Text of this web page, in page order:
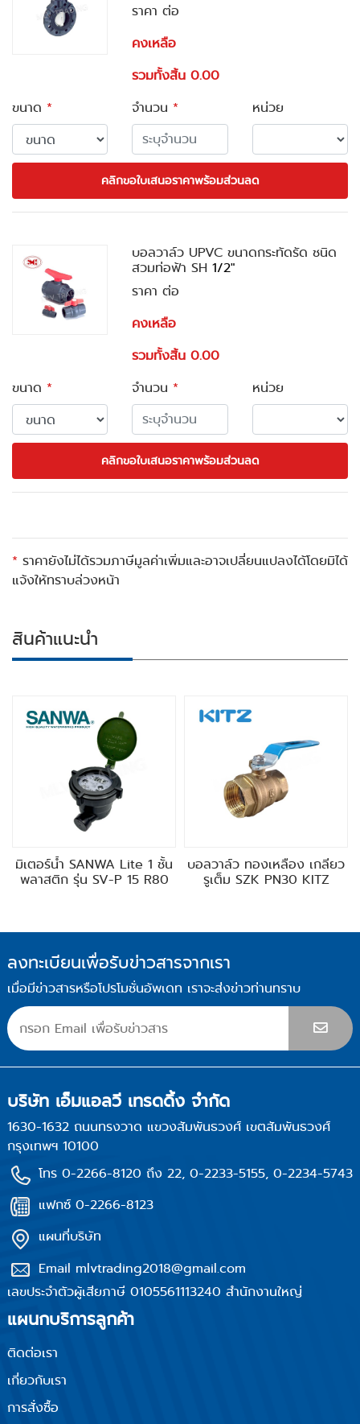
ราคา ต่อ
คงเหลือ
รวมทั้งสิ้น 0.00
ขนาด * จำนวน * หน่วย
คลิกขอใบเสนอราคาพร้อมส่วนลด
บอลวาล์ว UPVC ขนาดกระทัดรัด ชนิด
สวมท่อฟ้า SH1/2"
ราคา ต่อ
คงเหลือ
รวมทั้งสิ้น 0.00
ขนาด * จำนวน * หน่วย
คลิกขอใบเสนอราคาพร้อมส่วนลด
* ราคายังไม่ได้รวมภาษีมูลค่าเพิ่มและอาจเปลี่ยนแปลงได้โดยมิได้
แจ้งให้ทราบล่วงหน้า
สินค้าแนะนำ
มิเตอร์น้ำ SANWA Lite 1 ชั้น
พลาสติก รุ่น SV-P 15 R80
บอลวาล์ว ทองเหลือง เกลียว
รูเต็ม SZK PN30 KITZ
ลงทะเบียนเพื่อรับข่าวสารจากเรา
เมื่อมีข่าวสารหรือโปรโมชั่นอัพเดท เราจะส่งข่าวท่านทราบ
บริษัท เอ็มแอลวี เทรดดิ้ง จำกัด
1630-1632 ถนนทรงวาด แขวงสัมพันธวงศ์ เขตสัมพันธวงศ์
กรุงเทพฯ 10100
โทร 0-2266-8120 ถึง 22, 0-2233-5155, 0-2234-5743
แฟกซ์ 0-2266-8123
แผนที่บริษัท
Email mlvtrading2018@gmail.com
เลขประจำตัวผู้เสียภาษี 0105561113240 สำนักงานใหญ่
แผนกบริการลูกค้า
ติดต่อเรา
เกี่ยวกับเรา
การสั่งซื้อ